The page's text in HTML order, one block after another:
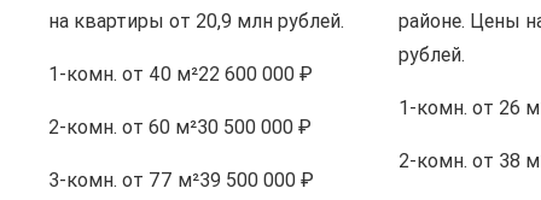
на квартиры от 20,9 млн рублей.
1-комн. от 40 м²22 600 000 ₽
2-комн. от 60 м²30 500 000 ₽
3-комн. от 77 м²39 500 000 ₽
районе. Цены
рублей.
1-комн. от 26
2-комн. от 38